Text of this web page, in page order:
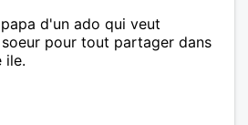
d'un ado qui veut
pour tout partager dans
ile.